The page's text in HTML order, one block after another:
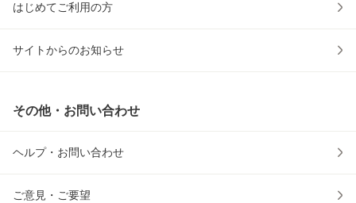
はじめてご利用の方
サイトからのお知らせ
その他・お問い合わせ
ヘルプ・お問い合わせ
ご意見・ご要望